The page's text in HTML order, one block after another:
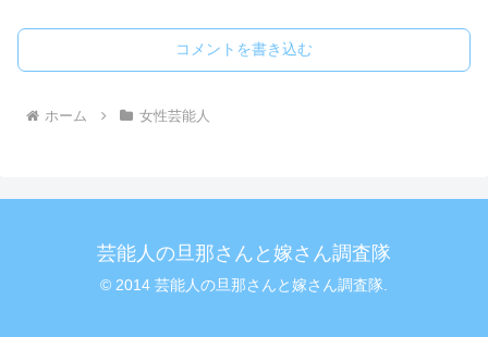
コメントを書き込む
ホーム 女性芸能人
芸能人の旦那さんと嫁さん調査隊
© 2014 芸能人の旦那さんと嫁さん調査隊.